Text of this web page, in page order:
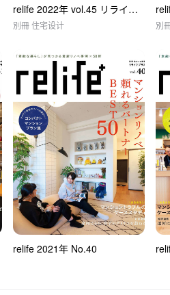
relife 2022年 vol.45 リライフプラス
別冊 住宅设计 別
relife 2021年 No.40